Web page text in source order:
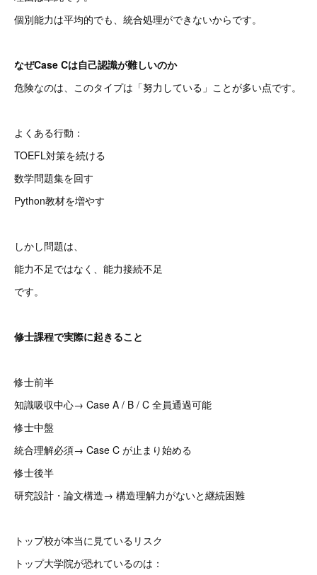
個別能力は平均的でも、統合処理ができないからです。
なぜCase Cは自己認識が難しいのか
危険なのは、このタイプは「努力している」ことが多い点です。
よくある行動：
TOEFL対策を続ける
数学問題集を回す
Python教材を増やす
しかし問題は、
能力不足ではなく、能力接続不足
です。
修士課程で実際に起きること
修士前半
知識吸収中心→ Case A / B / C 全員通過可能
修士中盤
統合理解必須→ Case C が止まり始める
修士後半
研究設計・論文構造→ 構造理解力がないと継続困難
トップ校が本当に見ているリスク
トップ大学院が恐れているのは：